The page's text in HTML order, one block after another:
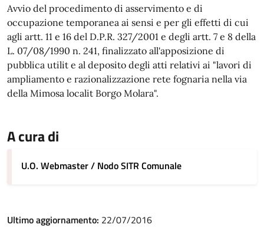
Avvio del procedimento di asservimento e di
occupazione temporanea ai sensi e per gli effetti di cui
agli artt. 11 e 16 del D.P.R. 327/2001 e degli artt. 7 e 8 della
L. 07/08/1990 n. 241, finalizzato all'apposizione di
pubblica utilit e al deposito degli atti relativi ai "lavori di
ampliamento e razionalizzazione rete fognaria nella via
della Mimosa localit Borgo Molara".
A cura di
U.O. Webmaster / Nodo SITR Comunale
Ultimo aggiornamento: 22/07/2016